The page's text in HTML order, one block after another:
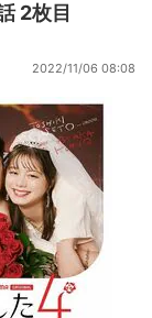
2枚目
2022/11/06 08:08